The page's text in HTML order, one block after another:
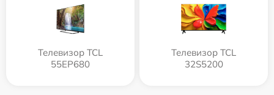
Телевизор TCL
55EP680
Телевизор TCL
32S5200